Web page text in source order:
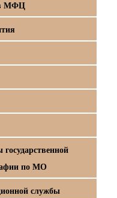
в МФЦ
по МО
службы